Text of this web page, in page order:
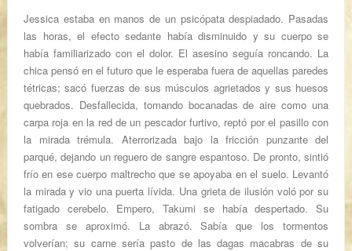
Jessica estaba en manos de un psicópata despiadado. Pasadas
las horas, el efecto sedante había disminuido y su cuerpo se
había familiarizado con el dolor. El asesino seguía roncando. La
chica pensó en el futuro que le esperaba fuera de aquellas paredes
tétricas; sacó fuerzas de sus músculos agrietados y sus huesos
quebrados. Desfallecida, tomando bocanadas de aire como una
carpa roja en la red de un pescador furtivo, reptó por el pasillo con
la mirada trémula. Aterrorizada bajo la fricción punzante del
parqué, dejando un reguero de sangre espantoso. De pronto, sintió
frío en ese cuerpo maltrecho que se apoyaba en el suelo. Levantó
la mirada y vio una puerta lívida. Una grieta de ilusión voló por su
fatigado cerebelo. Empero, Takumi se había despertado. Su
sombra se aproximó. La abrazó. Sabía que los tormentos
volverían; su carne sería pasto de las dagas macabras de su